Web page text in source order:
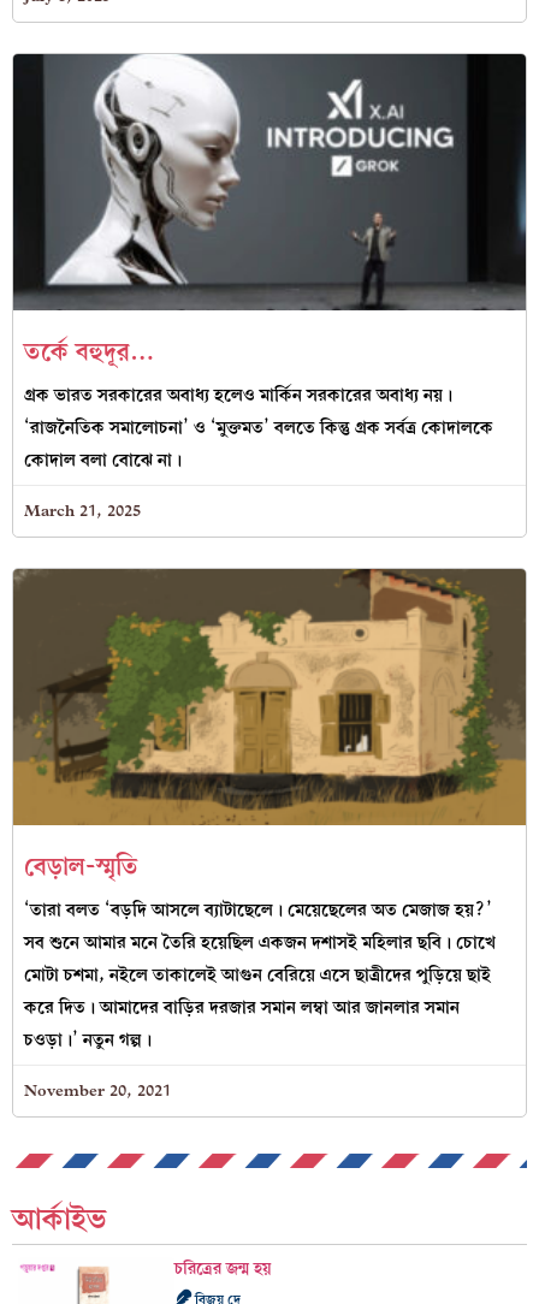
তর্কে বহুদূর…
গ্রক ভারত সরকারের অবাধ্য হলেও মার্কিন সরকারের অবাধ্য নয়।
‘রাজনৈতিক সমালোচনা’ ও ‘মুক্তমত’ বলতে কিন্তু গ্রক সর্বত্র কোদালকে
কোদাল বলা বোঝে না।
March 21, 2025
বেড়াল-স্মৃতি
‘তারা বলত ‘বড়দি আসলে ব্যাটাছেলে। মেয়েছেলের অত মেজাজ হয়?’
সব শুনে আমার মনে তৈরি হয়েছিল একজন দশাসই মহিলার ছবি। চোখে
মোটা চশমা, নইলে তাকালেই আগুন বেরিয়ে এসে ছাত্রীদের পুড়িয়ে ছাই
করে দিত। আমাদের বাড়ির দরজার সমান লম্বা আর জানলার সমান
চওড়া।’ নতুন গল্প।
November 20, 2021
আর্কাইভ
চরিত্রের জন্ম হয়
বিজয় দে